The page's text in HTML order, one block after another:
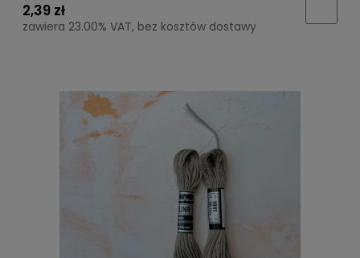
2,39 zł
zawiera 23.00% VAT, bez kosztów dostawy